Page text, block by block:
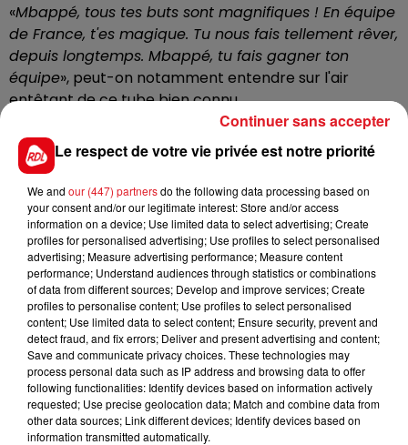
«Mbappé, tous tes buts sont magnifiques ! En équipe
de France, t'es magique. Tu nous fais tellement rêver,
depuis longtemps. Mbappé, tu fais gagner ton
équipe», peut-on notamment entendre sur l'air
entêtant de ce tube bien connu.
Un soutien de poids en vue du quart de finale de la
Coupe du Monde entre la France et l’Angleterre ce
samedi à 20h.
Le respect de votre vie privée est notre priorité
We and our (447) partnersdo the following data processing based on
your consent and/or our legitimate interest: Store and/or access
information on a device; Use limited data to select advertising; Create
profiles for personalised advertising; Use profiles to select personalised
advertising; Measure advertising performance; Measure content
performance; Understand audiences through statistics or combinations
of data from different sources; Develop and improve services; Create
profiles to personalise content; Use profiles to select personalised
content; Use limited data to select content; Ensure security, prevent and
detect fraud, and fix errors; Deliver and present advertising and content;
Save and communicate privacy choices. These technologies may
process personal data such as IP address and browsing data to offer
following functionalities: Identify devices based on information actively
requested; Use precise geolocation data; Match and combine data from
other data sources; Link different devices; Identify devices based on
information transmitted automatically.
Continuer sans accepter